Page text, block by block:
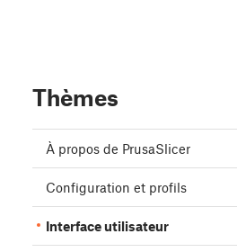
Thèmes
À propos de PrusaSlicer
Configuration et profils
Interface utilisateur